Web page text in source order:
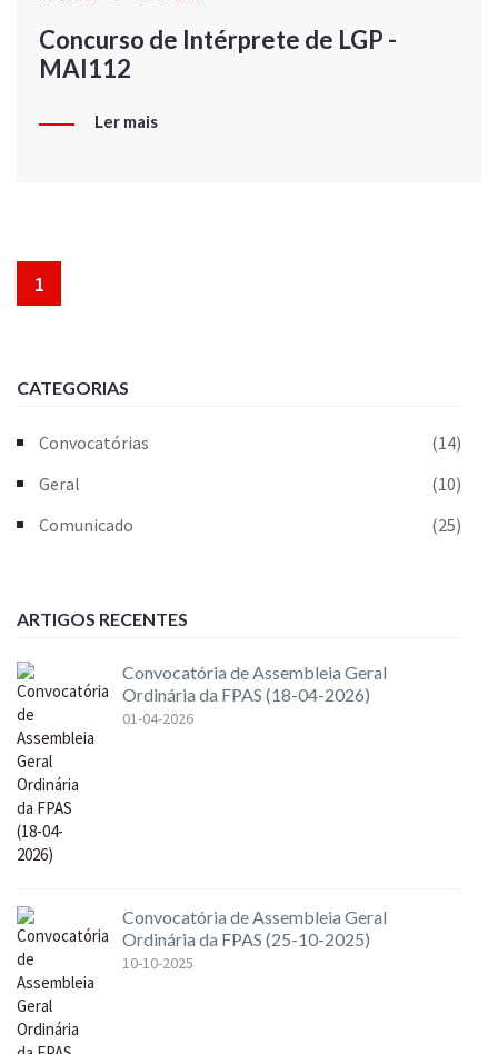
Concurso de Intérprete de LGP -
MAI112
Ler mais
1
CATEGORIAS
Convocatórias
(14)
Geral
(10)
Comunicado
(25)
ARTIGOS RECENTES
Convocatória de Assembleia Geral
Ordinária da FPAS (18-04-2026)
01-04-2026
Convocatória de Assembleia Geral
Ordinária da FPAS (25-10-2025)
10-10-2025